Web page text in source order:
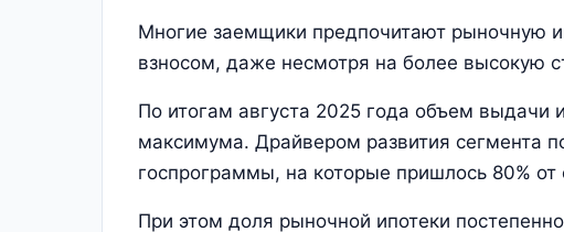
Многие заемщики предпочитают рыночную
взносом, даже несмотря на более высокую
По итогам августа 2025 года объем выдачи
максимума. Драйвером развития сегмента
госпрограммы, на которые пришлось 80%
При этом доля рыночной ипотеки